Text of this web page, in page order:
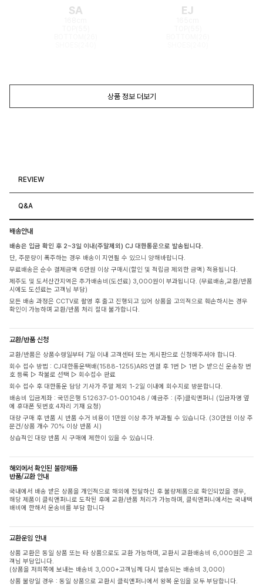
SA EJ
상품 정보 더보기
REVIEW
Q&A
배송안내
배송은 입금 확인 후 2~3일 이내(주말제외) CJ 대한통운으로 발송됩니다.
단, 주문량이 폭주하는 경우 배송이 지연될 수 있으니 양해바랍니다.
무료배송은 순수 결제금액 6만원 이상 구매시(할인 및 적립금 제외한 금액) 적용됩니다.
제주도 및 도서산간지역은 추가배송비(도선료) 3,000원이 부과됩니다. (무료배송,교환/반품
시에도 도선료는 고객님 부담)
모든 배송 과정은 CCTV로 촬영 후 출고 진행되고 있어 상품을 고의적으로 훼손하시는 경우
확인이 가능하며 교환/반품 처리 절대 불가합니다.
교환/반품 신청
교환/반품은 상품수령일부터 7일 이내 고객센터 또는 게시판으로 신청해주셔야 합니다.
회수 접수 방법 : CJ대한통운택배(1588-1255)ARS 연결 후 1번 ▷ 1번 ▷ 받으신 운송장 번
호 등록 ▷ 착불로 선택 ▷ 회수접수 완료
회수 접수 후 대한통운 담당 기사가 주말 제외 1-2일 이내에 회수지로 방문합니다.
배송비 입금계좌 : 국민은행 512637-01-001048 / 예금주 : (주)클릭앤퍼니 (입금자명 옆
에 휴대폰 뒷번호 4자리 기재 요청)
대량 구매 후 반품 시 반품 수거 비용이 1만원 이상 추가 부과될 수 있습니다. (30만원 이상 주
문건/상품 개수 70% 이상 반품 시)
상습적인 대량 반품 시 구매에 제한이 있을 수 있습니다.
해외에서 확인된 불량제품
반품/교환 안내
국내에서 배송 받은 상품을 개인적으로 해외에 전달하신 후 불량제품으로 확인되었을 경우,
해당 제품이 클릭앤퍼니로 도착된 후에 교환/반품 처리가 가능하며, 클릭앤퍼니에서는 국내택
배비에 한해서 운송비를 부담 합니다
교환운임 안내
상품 교환은 동일 상품 또는 타 상품으로도 교환 가능하며, 교환시 교환배송비 6,000원은 고
객님 부담입니다.
(상품을 저희쪽에 보내는 배송비 3,000+고객님께 다시 발송되는 배송비 3,000)
상품 불량일 경우 : 동일 상품으로 교환시 클릭앤퍼니에서 왕복 운임을 모두 부담합니다.